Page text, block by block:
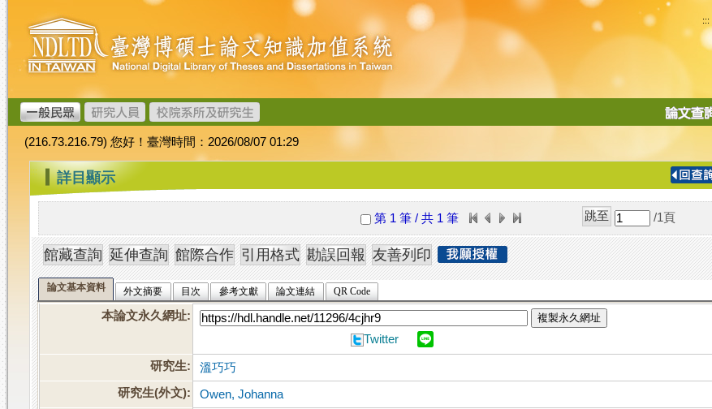
跳
到
主
要
內
容
臺
灣
博
碩
士
論
文
加
值
系
統
:::
導
(216.73.216.79) 您好！臺灣時間：2026/08/07 01:29
::: 詳目顯示
第 1 筆 / 共 1 筆 /1 頁
論文基本資料 外文摘要 目次 參考文獻 論文連結 QR Code
本論文永久網址: 複製永久網址
Twitter
研究生:
溫巧巧
研究生(外文):
Owen, Johanna